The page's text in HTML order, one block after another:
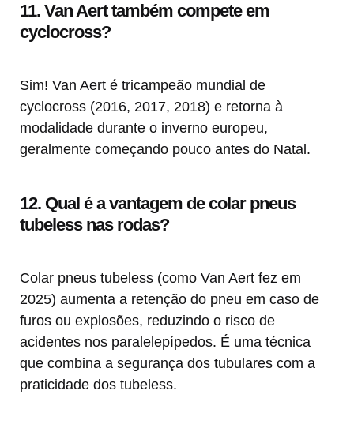
11. Van Aert também compete em
cyclocross?
Sim! Van Aert é tricampeão mundial de
cyclocross (2016, 2017, 2018) e retorna à
modalidade durante o inverno europeu,
geralmente começando pouco antes do Natal.
12. Qual é a vantagem de colar pneus
tubeless nas rodas?
Colar pneus tubeless (como Van Aert fez em
2025) aumenta a retenção do pneu em caso de
furos ou explosões, reduzindo o risco de
acidentes nos paralelepípedos. É uma técnica
que combina a segurança dos tubulares com a
praticidade dos tubeless.